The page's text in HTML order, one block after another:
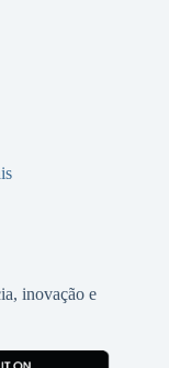
inovação e